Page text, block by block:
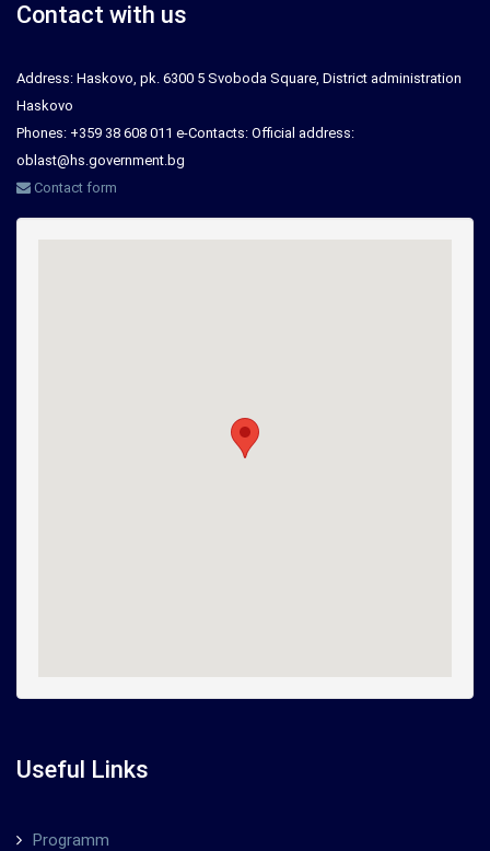
Contact with us
Address: Haskovo, pk. 6300 5 Svoboda Square, District administration
Haskovo
Phones: +359 38 608 011 e-Contacts: Official address:
oblast@hs.government.bg
Contact form
Useful Links
Programm